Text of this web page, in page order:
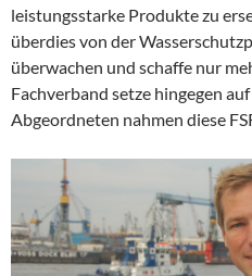
leistungsstarke Produkte zu
überdies von der
überwachen und schaffe nur
Fachverband setze hingegen
Abgeordneten nahmen diese